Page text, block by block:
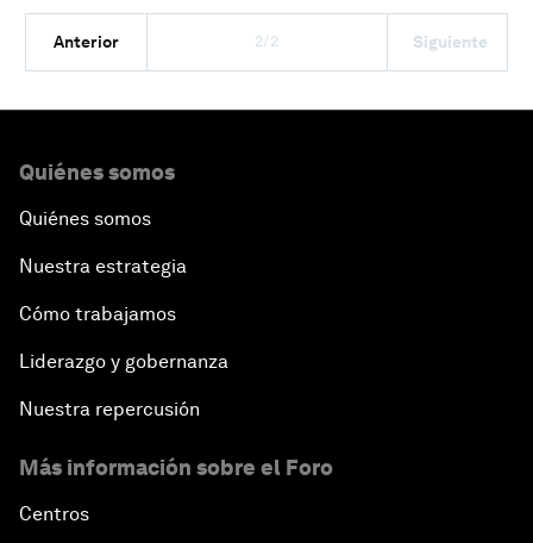
Anterior 2/2 Siguiente
Quiénes somos
Quiénes somos
Nuestra estrategia
Cómo trabajamos
Liderazgo y gobernanza
Nuestra repercusión
Más información sobre el Foro
Centros